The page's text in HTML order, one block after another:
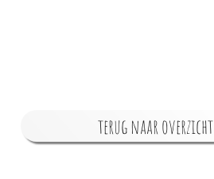
terug naar overzicht